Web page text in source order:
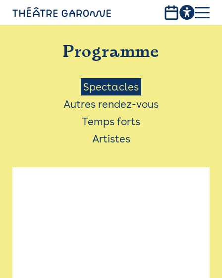
PROGRAMME
INFOS PRATIQUES
AVEC LES PUBLICS
ACCESSIBILITÉ
LES PRODUCTIONS
Programme
Menu
Saison
Spectacles
Autres rendez-vous
Temps forts
Artistes